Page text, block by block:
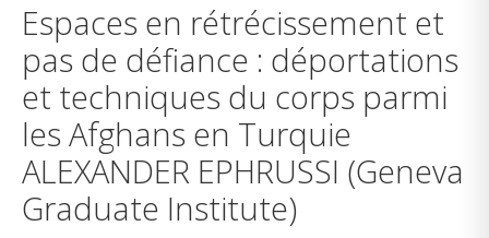
Espaces en rétrécissement et
pas de défiance : déportations
et techniques du corps parmi
les Afghans en Turquie
ALEXANDER EPHRUSSI (Geneva
Graduate Institute)